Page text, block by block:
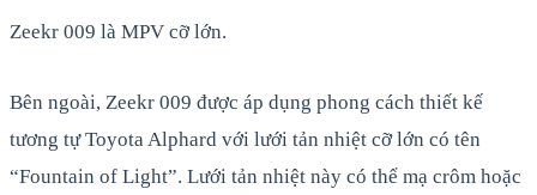
Zeekr 009 là MPV cỡ lớn.
Bên ngoài, Zeekr 009 được áp dụng phong cách thiết kế
tương tự Toyota Alphard với lưới tản nhiệt cỡ lớn có tên
“Fountain of Light”. Lưới tản nhiệt này có thể mạ crôm hoặc